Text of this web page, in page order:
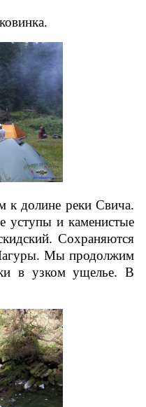
к долине реки Свича.
уступы и каменистые
Сохраняются
Мы продолжим
в узком ущелье. В